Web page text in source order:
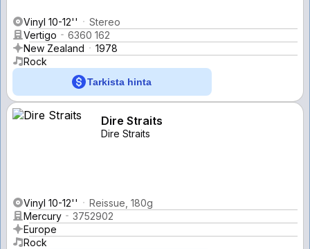
Vinyl 10-12''
Stereo
Vertigo
6360 162
New Zealand
1978
Rock
Tarkista hinta
Dire Straits
Dire Straits
Vinyl 10-12''
Reissue, 180g
Mercury
3752902
Europe
Rock